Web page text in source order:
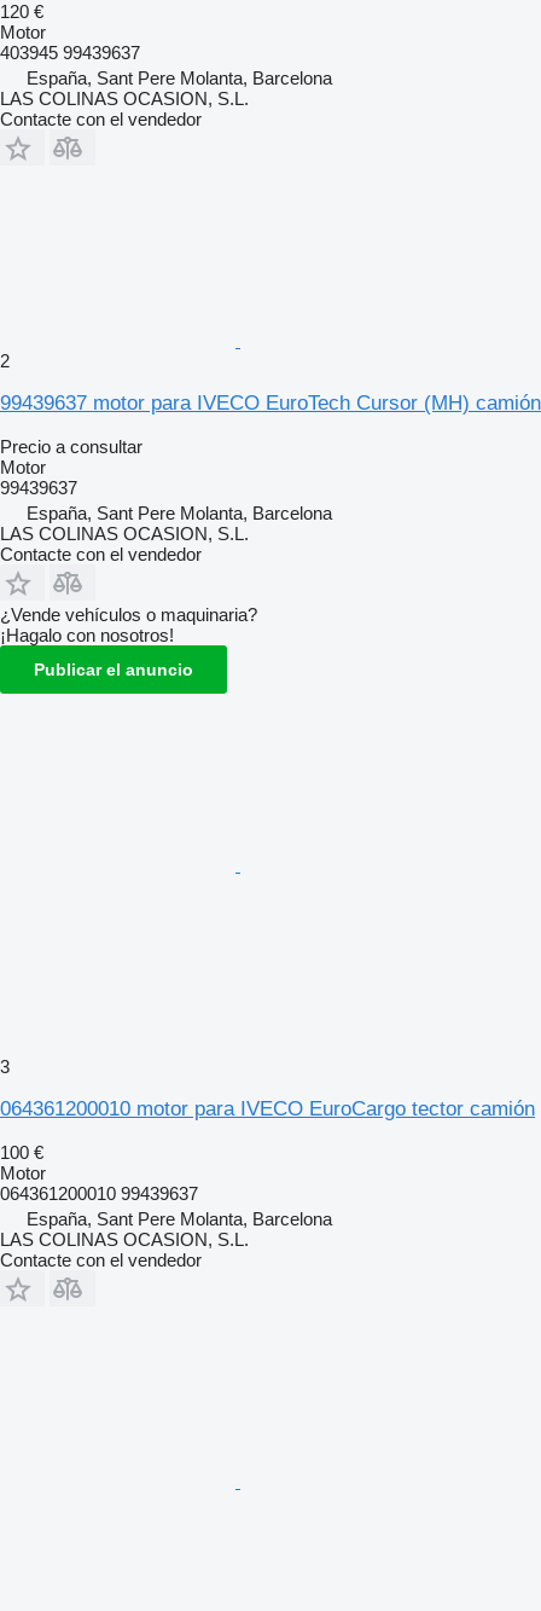
120 €
Motor
403945 99439637
España, Sant Pere Molanta, Barcelona
LAS COLINAS OCASION, S.L.
Contacte con el vendedor
2
99439637 motor para IVECO EuroTech Cursor (MH) camión
Precio a consultar
Motor
99439637
España, Sant Pere Molanta, Barcelona
LAS COLINAS OCASION, S.L.
Contacte con el vendedor
¿Vende vehículos o maquinaria?
¡Hagalo con nosotros!
Publicar el anuncio
3
064361200010 motor para IVECO EuroCargo tector camión
100 €
Motor
064361200010 99439637
España, Sant Pere Molanta, Barcelona
LAS COLINAS OCASION, S.L.
Contacte con el vendedor